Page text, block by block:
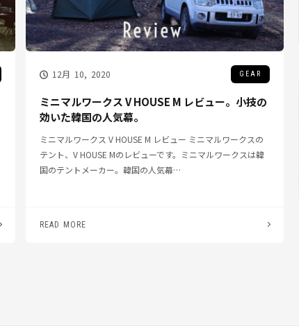
12月 10, 2020 GEAR
ミニマルワークス V HOUSE M レビュー。小技の
効いた韓国の人気幕。
ミニマルワークス V HOUSE M レビュー ミニマルワークスの
テント、V HOUSE Mのレビューです。ミニマルワークスは韓
国のテントメーカー。韓国の人気幕…
READ MORE